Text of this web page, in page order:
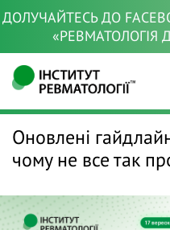
ДОЛУЧАЙТЕСЬ ДО
«РЕВМАТОЛОГІЯ
Оновлені
чому не все так